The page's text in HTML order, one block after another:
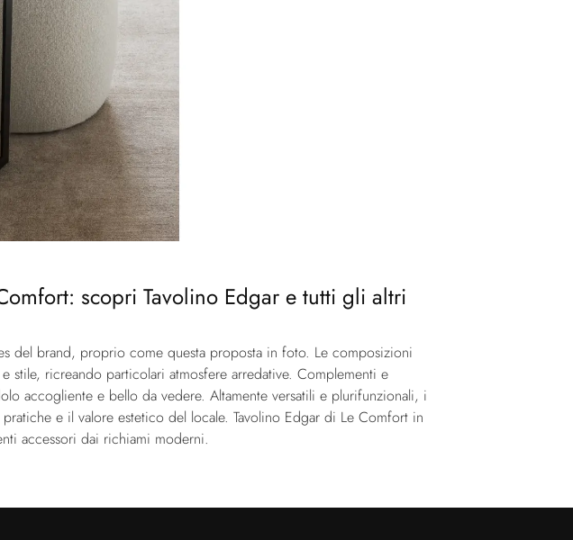
scopri Tavolino Edgar e tutti gli altri
del brand, proprio come questa proposta in foto. Le composizioni
ricreando particolari atmosfere arredative. Complementi e
accogliente e bello da vedere. Altamente versatili e plurifunzionali, i
e il valore estetico del locale. Tavolino Edgar di Le Comfort in
accessori dai richiami moderni.